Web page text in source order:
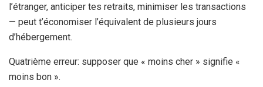
l’étranger, anticiper tes retraits, minimiser les transactions
— peut t’économiser l’équivalent de plusieurs jours
d’hébergement.
Quatrième erreur: supposer que « moins cher » signifie «
moins bon ».